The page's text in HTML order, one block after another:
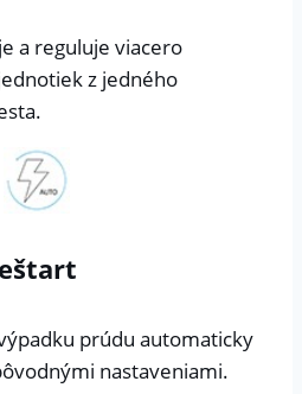
a reguluje viacero
z jedného
prúdu automaticky
nastaveniami.